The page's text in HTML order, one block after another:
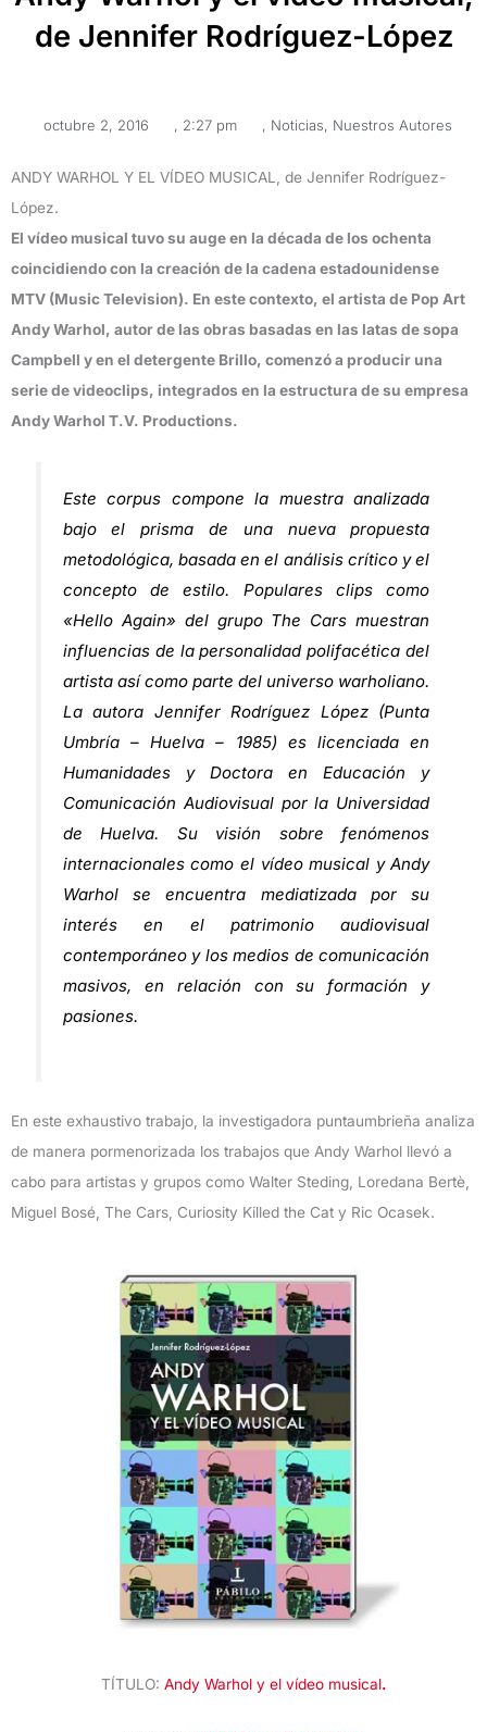
de Jennifer Rodríguez-López
octubre 2, 2016 , 2:27 pm , Noticias, Nuestros Autores
ANDY WARHOL Y EL VÍDEO MUSICAL, de Jennifer Rodríguez-
López.
El vídeo musical tuvo su auge en la década de los ochenta
coincidiendo con la creación de la cadena estadounidense
MTV (Music Television). En este contexto, el artista de Pop Art
Andy Warhol, autor de las obras basadas en las latas de sopa
Campbell y en el detergente Brillo, comenzó a producir una
serie de videoclips, integrados en la estructura de su empresa
Andy Warhol T.V. Productions.
Este corpus compone la muestra analizada
bajo el prisma de una nueva propuesta
metodológica, basada en el análisis crítico y el
concepto de estilo. Populares clips como
«Hello Again» del grupo The Cars muestran
influencias de la personalidad polifacética del
artista así como parte del universo warholiano.
La autora Jennifer Rodríguez López (Punta
Umbría – Huelva – 1985) es licenciada en
Humanidades y Doctora en Educación y
Comunicación Audiovisual por la Universidad
de Huelva. Su visión sobre fenómenos
internacionales como el vídeo musical y Andy
Warhol se encuentra mediatizada por su
interés en el patrimonio audiovisual
contemporáneo y los medios de comunicación
masivos, en relación con su formación y
pasiones.
En este exhaustivo trabajo, la investigadora puntaumbrieña analiza
de manera pormenorizada los trabajos que Andy Warhol llevó a
cabo para artistas y grupos como Walter Steding, Loredana Bertè,
Miguel Bosé, The Cars, Curiosity Killed the Cat y Ric Ocasek.
TÍTULO: Andy Warhol y el vídeo musical.